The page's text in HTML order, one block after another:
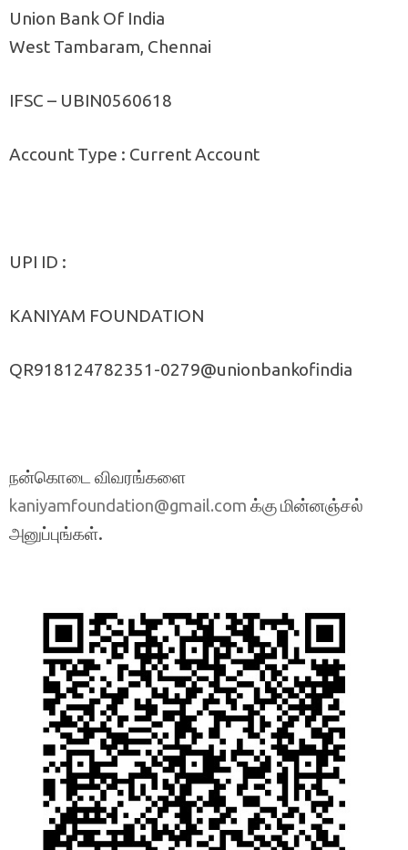
Union Bank Of India
West Tambaram, Chennai
IFSC – UBIN0560618
Account Type : Current Account
UPI ID :
KANIYAM FOUNDATION
QR918124782351-0279@unionbankofindia
நன்கொடை விவரங்களை
kaniyamfoundation@gmail.com க்கு மின்னஞ்சல்
அனுப்புங்கள்.